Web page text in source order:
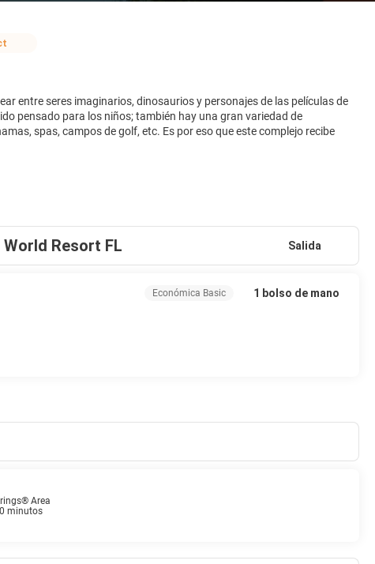
entre seres imaginarios, dinosaurios y personajes de las películas de
pensado para los niños; también hay una gran variedad de
spas, campos de golf, etc. Es por eso que este complejo recibe
Resort FL Salida
Económica Basic 1 bolso de mano
Area
minutos